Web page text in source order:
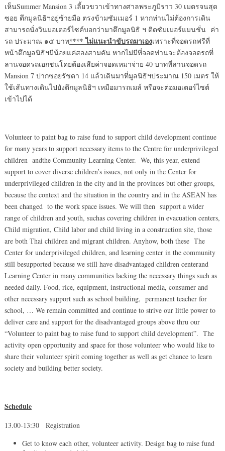
เห็นSummer Mansion 3 เลี้ยวขวาเข้าทางศาลพระภูมิราว 30 เมตรจนสุด
ซอย ตึกมูลนิธิฯอยู่ซ้ายมือ ตรงข้ามซัมเมอร์ 1 หากท่านไม่ต้องการเดิน
สามารถนั่งวินมอเตอร์ไซค์บอกว่ามาตึกมูลนิธิ ฯ ติดซัมเมอร์แมนชั่น ค่า
รถ ประมาณ ๑๕ บาท**** ไม่แนะนำขับรถมาเองเพราะที่จอดรถฟรีที่
หน้าตึกมูลนิธิฯมีน้อยแค่สองสามคัน หากไม่มีที่จอดท่านจะต้องจอดรถที่
ลานจอดรถเอกชนโดยต้องเสียค่าจอดเหมาจ่าย 40 บาทที่ลานจอดรถ
Mansion 7 ปากซอยรัชดา 14 แล้วเดินมาที่มูลนิธิฯประมาณ 150 เมตร ให้
ใช้เส้นทางเดินไปยังตึกมูลนิธิฯ เหมือมารถเมล์ หรือจะต่อมอเตอร์ไซต์
เข้าไปได้
Volunteer to paint bag to raise fund to support child development continue
for many years to support necessary items to the Centre for underprivileged
children andthe Community Learning Center. We, this year, extend
support to cover diverse children’s issues, not only in the Center for
underprivileged children in the city and in the provinces but other groups,
because the context and the situation in the country and in the ASEAN has
been changed to the work space issues. We will then support a wider
range of children and youth, suchas covering children in evacuation centers,
Child migration, Child labor and child living in a construction site, those
are both Thai children and migrant children. Anyhow, both these The
Center for underprivileged children, and learning center in the community
still besupported because we still have disadvantaged children centerand
Learning Center in many communities lacking the necessary things such as
needed daily. Food, rice, equipment, instructional media, consumer and
other necessary support such as school building, permanent teacher for
school, … We remain committed and continue to strive our little power to
deliver care and support for the disadvantaged groups above thru our
“Volunteer to paint bag to raise fund to support child development”. The
activity open opportunity and space for those volunteer who would like to
share their volunteer spirit coming together as well as get chance to learn
society and building better society.
Schedule
13.00-13:30 Registration
Get to know each other, volunteer activity. Design bag to raise fund